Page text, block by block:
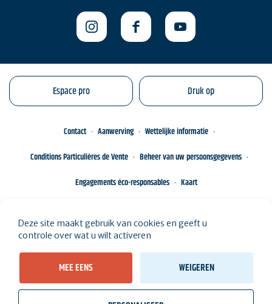
Espace pro Druk op
Contact Aanwerving
Wettelijke informatie
Conditions Particulières de Vente
Beheer van uw persoonsgegevens
Engagements éco-responsables
Kaart
Deze site maakt gebruik van cookies en geeft u
controle over wat u wilt activeren
MEE EENS WEIGEREN